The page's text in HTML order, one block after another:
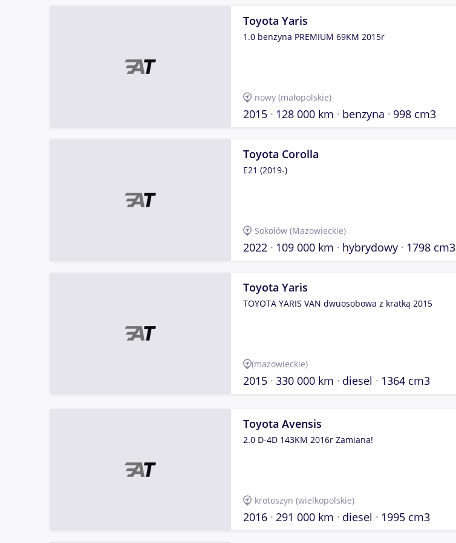
Toyota Yaris
1.0 benzyna PREMIUM 69KM 2015r
nowy (małopolskie)
2015 128 000 km benzyna 998 cm3
Toyota Corolla
E21 (2019-)
Sokołów (Mazowieckie)
2022 109 000 km hybrydowy 1798 cm3
Toyota Yaris
TOYOTA YARIS VAN dwuosobowa z kratką 2015
(mazowieckie)
2015 330 000 km diesel 1364 cm3
Toyota Avensis
2.0 D-4D 143KM 2016r Zamiana!
krotoszyn (wielkopolskie)
2016 291 000 km diesel 1995 cm3